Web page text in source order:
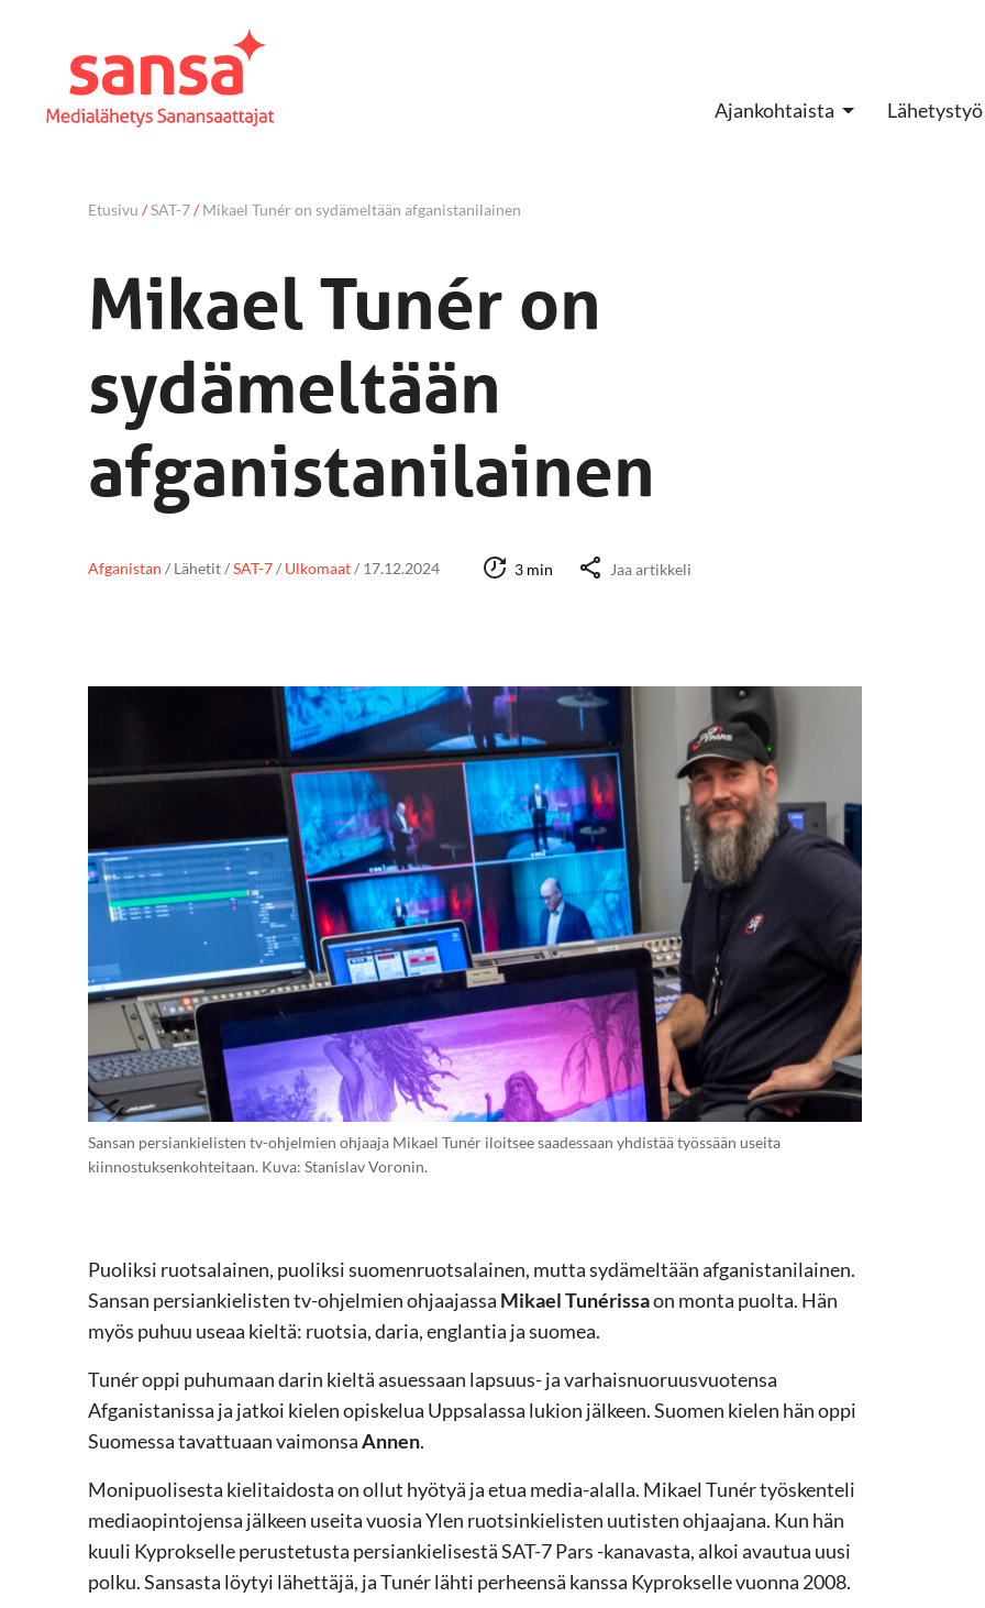
Ajankohtaista Lähetystyö
Etusivu /SAT-7/Mikael Tunér on sydämeltään afganistanilainen
Mikael Tunér on
sydämeltään
afganistanilainen
Afganistan / Lähetit/SAT-7/ Ulkomaat/ 17.12.2024 3 min Jaa artikkeli
Sansan persiankielisten tv-ohjelmien ohjaaja Mikael Tunér iloitsee saadessaan yhdistää työssään useita
kiinnostuksenkohteitaan. Kuva: Stanislav Voronin.
Puoliksi ruotsalainen, puoliksi suomenruotsalainen, mutta sydämeltään afganistanilainen.
Sansan persiankielisten tv-ohjelmien ohjaajassa Mikael Tunérissaon monta puolta. Hän
myös puhuu useaa kieltä: ruotsia, daria, englantia ja suomea.
Tunér oppi puhumaan darin kieltä asuessaan lapsuus- ja varhaisnuoruusvuotensa
Afganistanissa ja jatkoi kielen opiskelua Uppsalassa lukion jälkeen. Suomen kielen hän oppi
Suomessa tavattuaan vaimonsaAnnen.
Monipuolisesta kielitaidosta on ollut hyötyä ja etua media-alalla. Mikael Tunér työskenteli
mediaopintojensa jälkeen useita vuosia Ylen ruotsinkielisten uutisten ohjaajana. Kun hän
kuuli Kyprokselle perustetusta persiankielisestä SAT-7 Pars -kanavasta, alkoi avautua uusi
polku. Sansasta löytyi lähettäjä, ja Tunér lähti perheensä kanssa Kyprokselle vuonna 2008.